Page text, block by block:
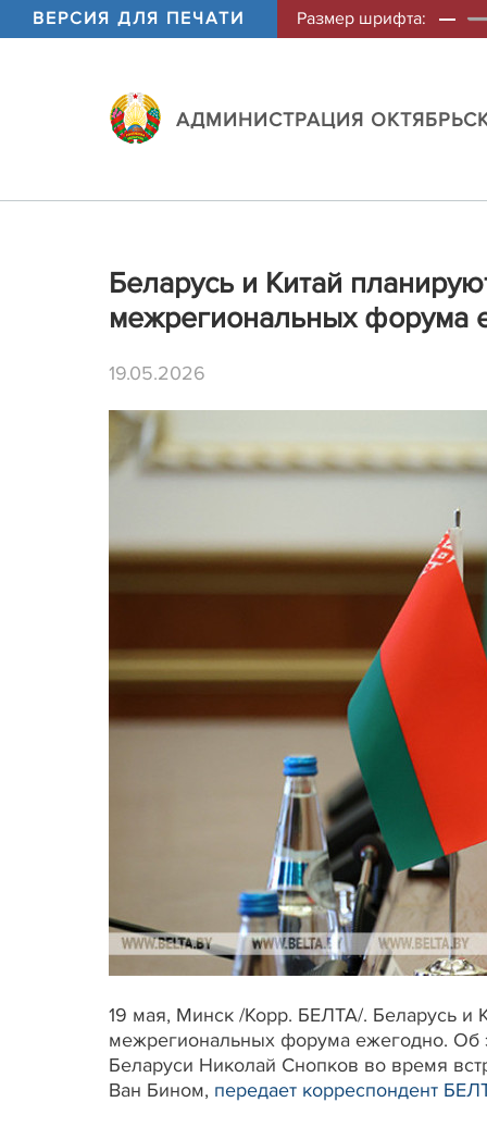
ВЕРСИЯ ДЛЯ ПЕЧАТИ Размер шрифта:
АДМИНИСТРАЦИЯ
Беларусь и Китай
межрегиональных форума
19.05.2026
19 мая, Минск /Корр. БЕЛТА/. Беларусь и
межрегиональных форума ежегодно. Об
Беларуси Николай Снопков во время
Ван Бином, передает корреспондент